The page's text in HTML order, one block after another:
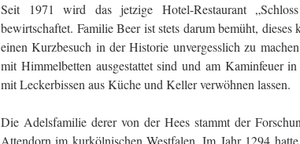
Seit 1971 wird das jetzige Hotel-Restaurant
bewirtschaftet. Familie Beer ist stets darum bemüht,
einen Kurzbesuch in der Historie unvergesslich zu
mit Himmelbetten ausgestattet sind und am Kaminfeuer
mit Leckerbissen aus Küche und Keller verwöhnen lassen.
Die Adelsfamilie derer von der Hees stammt der
Attendorn im kurkölnischen Westfalen. Im Jahr 1294